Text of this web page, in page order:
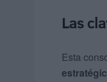
Las
Esta